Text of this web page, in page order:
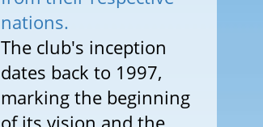
nations.
The club's inception
dates back to 1997,
marking the beginning